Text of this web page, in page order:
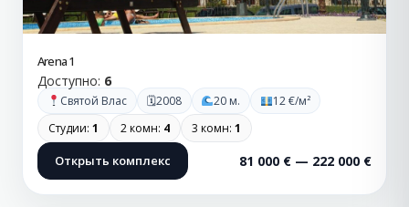
Arena 1
Доступно: 6
Святой Влас 🗓2008 20 м.
12 €/м²
Студии: 1 2 комн: 4 3 комн: 1
Открыть комплекс 81 000 € — 222 000 €